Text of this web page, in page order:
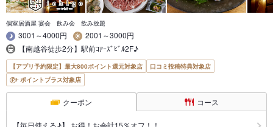
個室居酒屋 宴会 飲み会 飲み放題
3001～4000円
2001～3000円
【南越谷徒歩2分】駅前ｺｱｰｽﾞﾋﾞﾙ2F♪
【アプリ予約限定】最大800ポイント還元対象店
口コミ投稿特典対象店
ポイントプラス対象店
クーポン コース
【毎日使える♪】 お得！お会計15％オフ！！